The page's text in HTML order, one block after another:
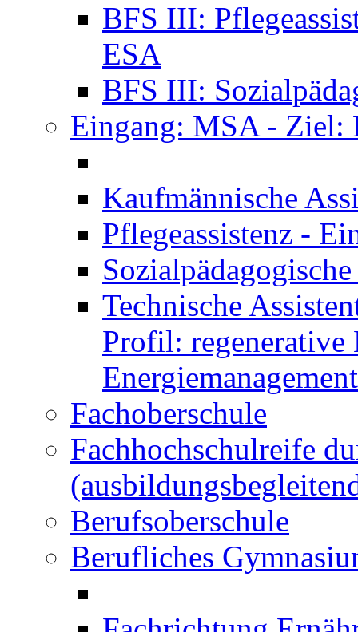
BFS III:
ESA
BFS III:
Eingang: MSA - Ziel:
Kaufmännische
Pflegeassistenz -
Technische
Profil: regenerative
Energiemanagement
Fachoberschule
Fachhochschulreife
Berufsoberschule
Berufliches